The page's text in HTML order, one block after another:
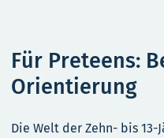
Für Preteens:
Orientierung
Die Welt der Zehn- bis